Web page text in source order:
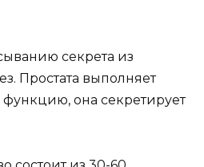
секрета из
Простата выполняет
она секретирует